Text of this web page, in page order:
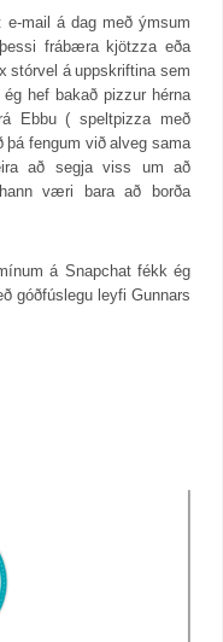
e-mail á dag með ýmsum
frábæra kjötzza eða
stórvel á uppskriftina sem
hef bakað pizzur hérna
Ebbu ( speltpizza með
fengum við alveg sama
að segja viss um að
væri bara að borða
á Snapchat fékk ég
góðfúslegu leyfi Gunnars